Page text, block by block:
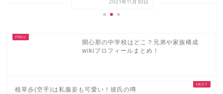
開心那の中学校はどこ？兄弟や家族構成
wikiプロフィールまとめ！
植草歩(空手)は私服姿も可愛い！彼氏の噂